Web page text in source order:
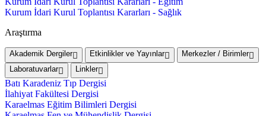
Kurum İdari Kurul Toplantısı Kararları - Sağlık
Araştırma
Akademik Dergiler Etkinlikler ve Yayınlar
Merkezler / Birimler
Laboratuvarlar
Linkler
Batı Karadeniz Tıp Dergisi
İlahiyat Fakültesi Dergisi
Karaelmas Eğitim Bilimleri Dergisi